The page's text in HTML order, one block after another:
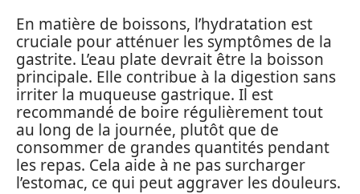
En matière de boissons, l’hydratation est
cruciale pour atténuer les symptômes de la
gastrite. L’eau plate devrait être la boisson
principale. Elle contribue à la digestion sans
irriter la muqueuse gastrique. Il est
recommandé de boire régulièrement tout
au long de la journée, plutôt que de
consommer de grandes quantités pendant
les repas. Cela aide à ne pas surcharger
l’estomac, ce qui peut aggraver les douleurs.